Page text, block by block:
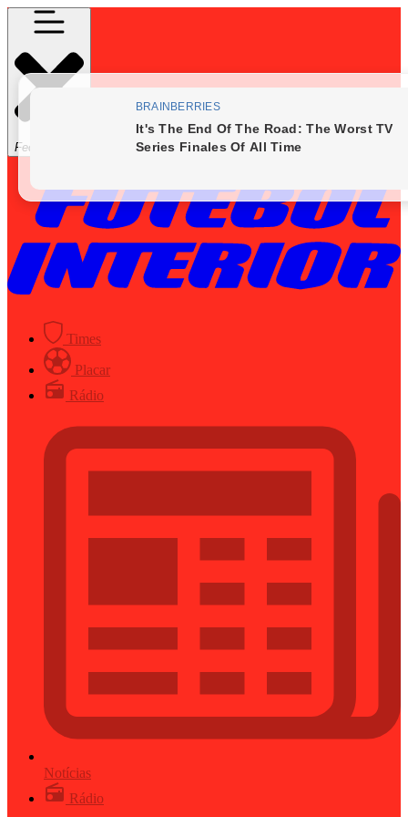
Fechar Menu
Times
Placar
Rádio
Notícias
Rádio